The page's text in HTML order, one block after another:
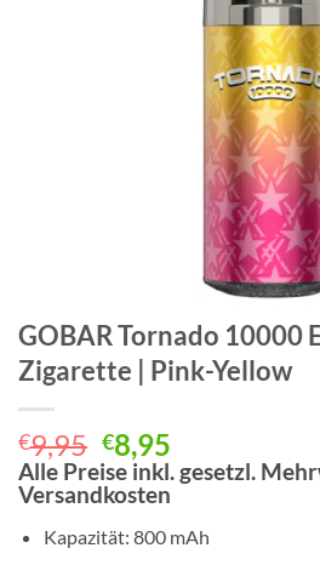
GOBAR Tornado 10000
Zigarette | Pink-Yellow
€9,95 Ursprünglicher
Preis
war:
€9,95
€8,95
Preis
€8,95.
Alle Preise inkl. gesetzl.
Versandkosten
Kapazität: 800 mAh